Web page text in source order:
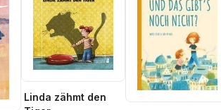
Linda zähmt den